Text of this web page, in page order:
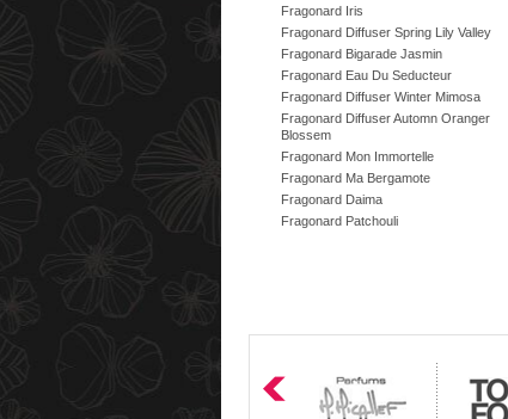
Fragonard Iris
Fragonard Diffuser Spring Lily Valley
Fragonard Bigarade Jasmin
Fragonard Eau Du Seducteur
Fragonard Diffuser Winter Mimosa
Fragonard Diffuser Automn Oranger
Blossem
Fragonard Mon Immortelle
Fragonard Ma Bergamote
Fragonard Daima
Fragonard Patchouli